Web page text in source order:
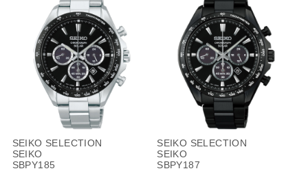
SEIKO SELECTION
SEIKO
SBPY185
SEIKO SELECTION
SEIKO
SBPY187